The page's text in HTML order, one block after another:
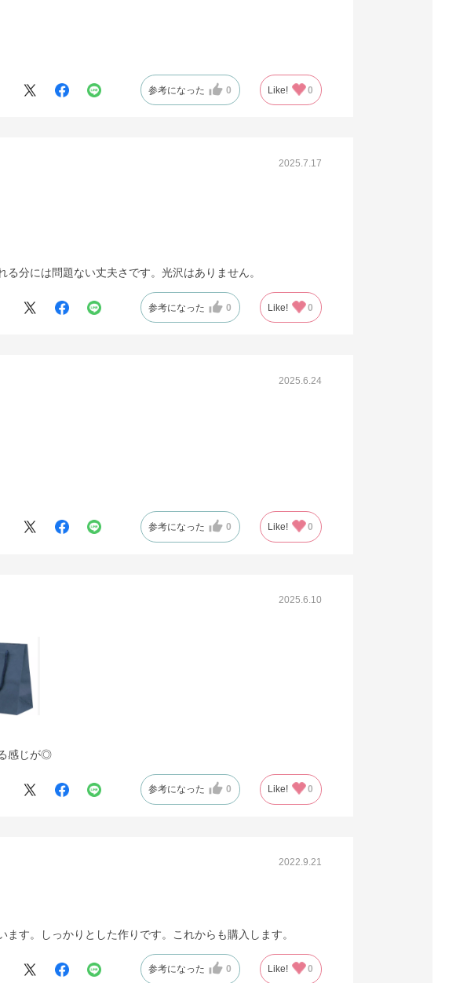
参考になった 0 Like! 0
2025.7.17
分には問題ない丈夫さです。光沢はありません。
参考になった 0 Like! 0
2025.6.24
参考になった 0 Like! 0
2025.6.10
感じが◎
参考になった 0 Like! 0
2022.9.21
す。しっかりとした作りです。これからも購入します。
参考になった 0 Like! 0